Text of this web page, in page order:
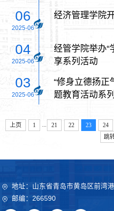
06
2025-06
经济管理学院
04
2025-06
经管学院举办“
享系列活动
03
2025-06
“修身立德扬正
题教育活动系
上页 1 21 22 23 24
跳
地址：山东省青岛市黄岛区前湾
邮编：266590